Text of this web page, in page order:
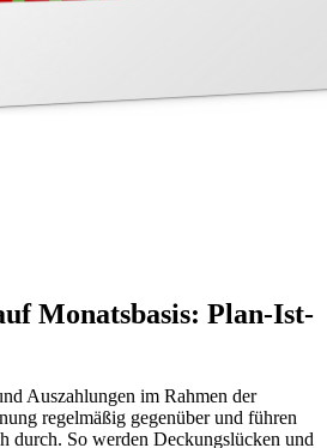
Monatsbasis: Plan-Ist-
Auszahlungen im Rahmen der
regelmäßig gegenüber und führen
durch. So werden Deckungslücken und